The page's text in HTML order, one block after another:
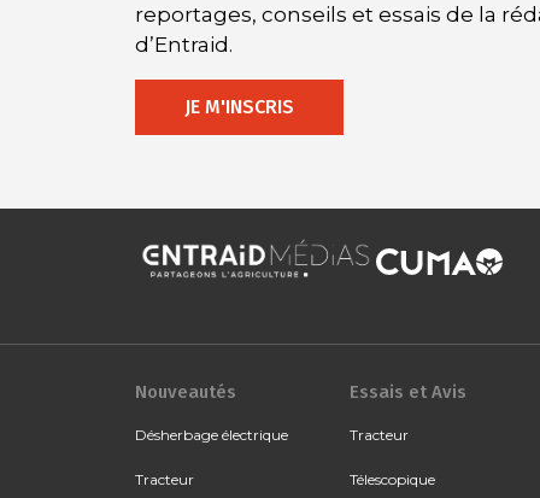
reportages, conseils et essais de la
d’Entraid.
JE M'INSCRIS
Nouveautés
Désherbage électrique
Tracteur
Essais et Avis
Tracteur
Télescopique